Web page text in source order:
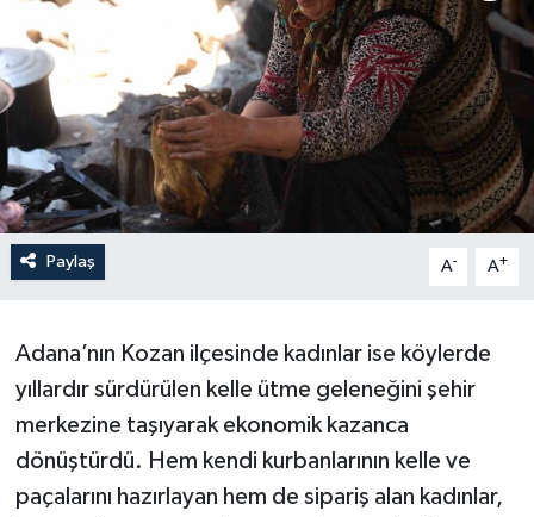
Paylaş A- A+
Adana’nın Kozan ilçesinde kadınlar ise köylerde
yıllardır sürdürülen kelle ütme geleneğini şehir
merkezine taşıyarak ekonomik kazanca
dönüştürdü. Hem kendi kurbanlarının kelle ve
paçalarını hazırlayan hem de sipariş alan kadınlar,